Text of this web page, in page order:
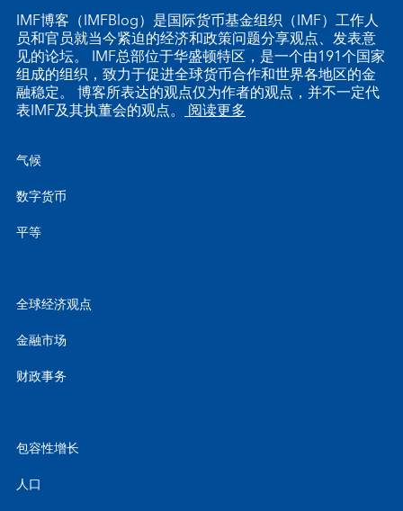
IMF博客（IMFBlog）是国际货币基金组织（IMF）工作人
员和官员就当今紧迫的经济和政策问题分享观点、发表意
见的论坛。 IMF总部位于华盛顿特区，是一个由191个国家
组成的组织，致力于促进全球货币合作和世界各地区的金
融稳定。 博客所表达的观点仅为作者的观点，并不一定代
表IMF及其执董会的观点。 阅读更多
气候
数字货币
平等
全球经济观点
金融市场
财政事务
包容性增长
人口